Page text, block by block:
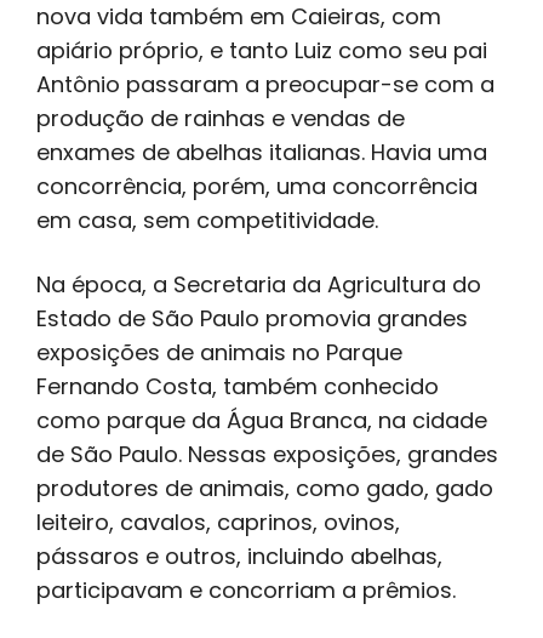
nova vida também em Caieiras, com
apiário próprio, e tanto Luiz como seu pai
Antônio passaram a preocupar-se com a
produção de rainhas e vendas de
enxames de abelhas italianas. Havia uma
concorrência, porém, uma concorrência
em casa, sem competitividade.
Na época, a Secretaria da Agricultura do
Estado de São Paulo promovia grandes
exposições de animais no Parque
Fernando Costa, também conhecido
como parque da Água Branca, na cidade
de São Paulo. Nessas exposições, grandes
produtores de animais, como gado, gado
leiteiro, cavalos, caprinos, ovinos,
pássaros e outros, incluindo abelhas,
participavam e concorriam a prêmios.